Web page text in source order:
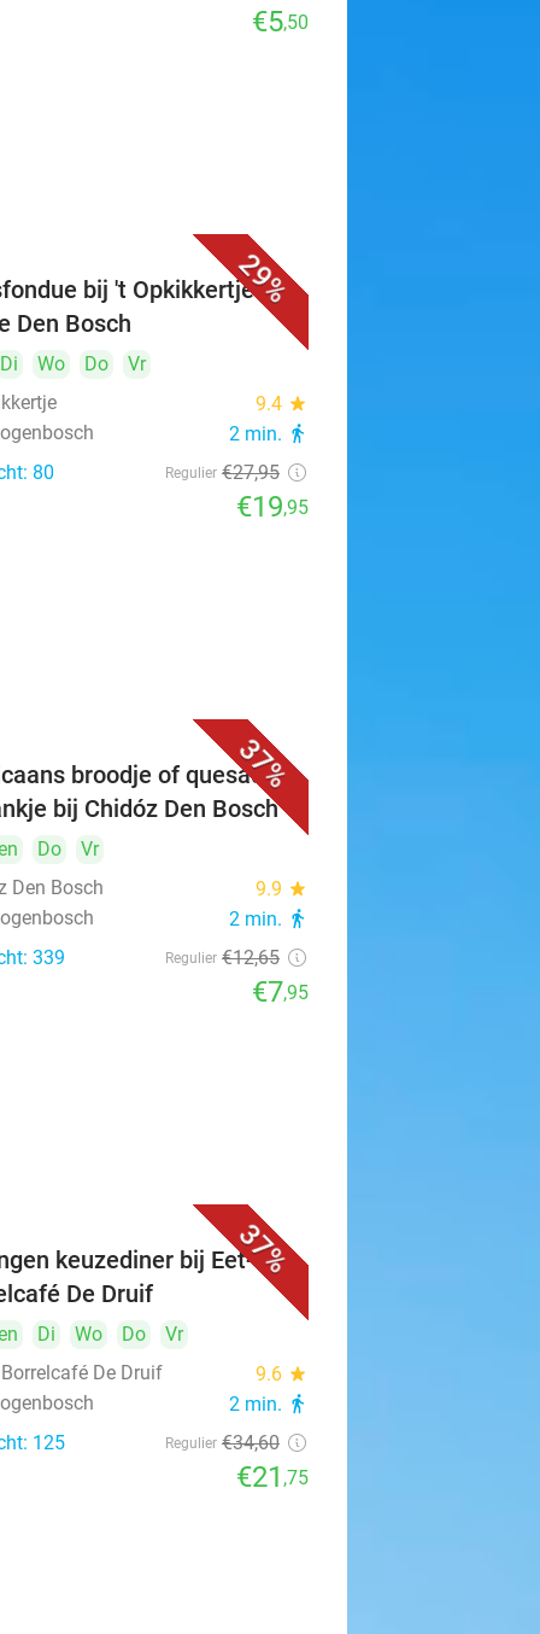
€5,50
29%
bij 't Opkikkertje in
Den Bosch
Di Wo Do
Vr
9.4 star
2 min. directions_walk
80 Regulier €27,95
€19,95
37%
broodje of quesadilla
bij Chidóz Den Bosch
Do
Vr
Den Bosch
9.9 star
2 min. directions_walk
339 Regulier €12,65
€7,95
37%
keuzediner bij Eet- &
De Druif
Di Wo Do
Vr
Borrelcafé De Druif
9.6 star
2 min. directions_walk
125 Regulier €34,60
€21 ,75